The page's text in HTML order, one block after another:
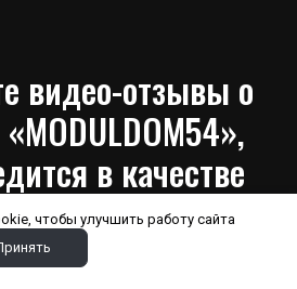
видео-отзывы о
в качестве
домов
вы получаете
чтобы улучшить работу сайта